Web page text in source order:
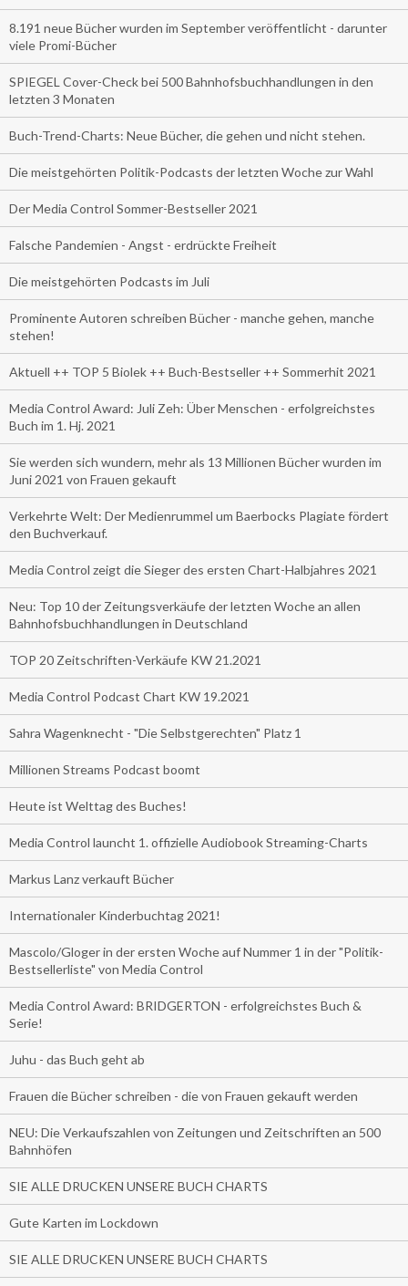
8.191 neue Bücher wurden im September veröffentlicht - darunter
viele Promi-Bücher
SPIEGEL Cover-Check bei 500 Bahnhofsbuchhandlungen in den
letzten 3 Monaten
Buch-Trend-Charts: Neue Bücher, die gehen und nicht stehen.
Die meistgehörten Politik-Podcasts der letzten Woche zur Wahl
Der Media Control Sommer-Bestseller 2021
Falsche Pandemien - Angst - erdrückte Freiheit
Die meistgehörten Podcasts im Juli
Prominente Autoren schreiben Bücher - manche gehen, manche
stehen!
Aktuell ++ TOP 5 Biolek ++ Buch-Bestseller ++ Sommerhit 2021
Media Control Award: Juli Zeh: Über Menschen - erfolgreichstes
Buch im 1. Hj. 2021
Sie werden sich wundern, mehr als 13 Millionen Bücher wurden im
Juni 2021 von Frauen gekauft
Verkehrte Welt: Der Medienrummel um Baerbocks Plagiate fördert
den Buchverkauf.
Media Control zeigt die Sieger des ersten Chart-Halbjahres 2021
Neu: Top 10 der Zeitungsverkäufe der letzten Woche an allen
Bahnhofsbuchhandlungen in Deutschland
TOP 20 Zeitschriften-Verkäufe KW 21.2021
Media Control Podcast Chart KW 19.2021
Sahra Wagenknecht - "Die Selbstgerechten" Platz 1
Millionen Streams Podcast boomt
Heute ist Welttag des Buches!
Media Control launcht 1. offizielle Audiobook Streaming-Charts
Markus Lanz verkauft Bücher
Internationaler Kinderbuchtag 2021!
Mascolo/Gloger in der ersten Woche auf Nummer 1 in der "Politik-
Bestsellerliste" von Media Control
Media Control Award: BRIDGERTON - erfolgreichstes Buch &
Serie!
Juhu - das Buch geht ab
Frauen die Bücher schreiben - die von Frauen gekauft werden
NEU: Die Verkaufszahlen von Zeitungen und Zeitschriften an 500
Bahnhöfen
SIE ALLE DRUCKEN UNSERE BUCH CHARTS
Gute Karten im Lockdown
SIE ALLE DRUCKEN UNSERE BUCH CHARTS